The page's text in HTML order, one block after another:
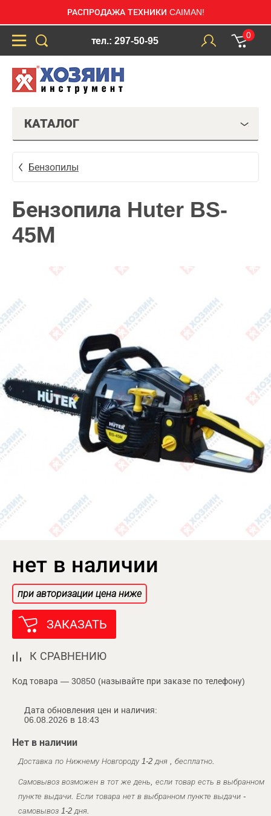
РАСПРОДАЖА ТЕХНИКИ CAIMAN!
тел.: 297-50-95
0
КАТАЛОГ
Бензопилы
Бензопила Huter BS-
45М
нет в наличии
при авторизации цена ниже
ЗАКАЗАТЬ
К СРАВНЕНИЮ
Код товара — 30850 (называйте при заказе по телефону)
Дата обновления цен и наличия:
06.08.2026 в 18:43
Нет в наличии
Доставка по Нижнему Новгороду 1-2 дня , бесплатно.
Самовывоз возможен в тот же день, если товар есть в выбранном
пункте выдачи. Если товара нет в выбранном пункте выдачи -
самовывоз 1-2 дня.